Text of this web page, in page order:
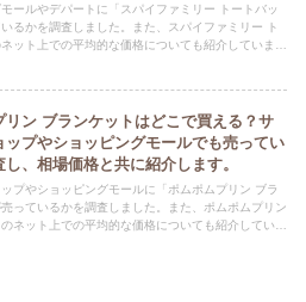
ールやデパートに「スパイファミリー トートバッ
るかを調査しました。また、スパイファミリー ト
ット上での平均的な価格についても紹介していま
リン ブランケットはどこで買える？サ
ップやショッピングモールでも売ってい
し、相場価格と共に紹介します。
プやショッピングモールに「ポムポムプリン ブラ
っているかを調査しました。また、ポムポムプリン
ネット上での平均的な価格についても紹介していま